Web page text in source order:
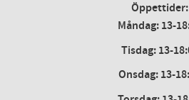
Öppettider:
Måndag: 13-
Tisdag: 13-
Onsdag:13-